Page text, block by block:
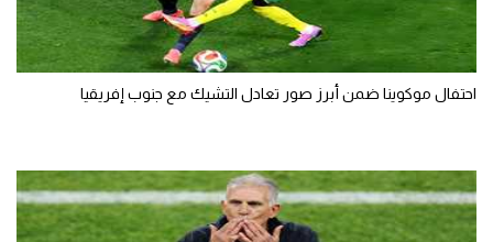
احتفال موكوينا ضمن أبرز صور تعادل التشيك مع جنوب إفريقيا